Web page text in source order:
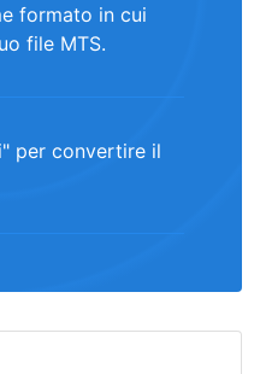
formato in cui
file MTS.
per convertire il